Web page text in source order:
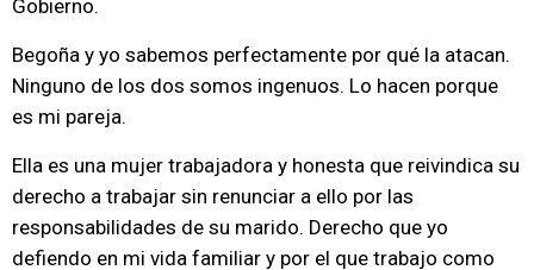
Gobierno.
Begoña y yo sabemos perfectamente por qué la atacan.
Ninguno de los dos somos ingenuos. Lo hacen porque
es mi pareja.
Ella es una mujer trabajadora y honesta que reivindica su
derecho a trabajar sin renunciar a ello por las
responsabilidades de su marido. Derecho que yo
defiendo en mi vida familiar y por el que trabajo como